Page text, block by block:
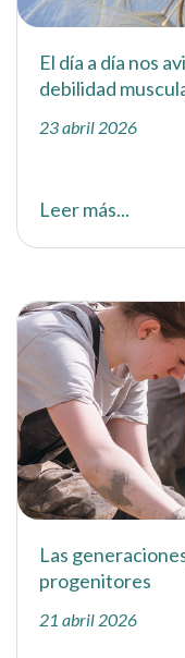
El día a día nos
debilidad
23 abril 2026
Leer más...
Las
progenitores
21 abril 2026